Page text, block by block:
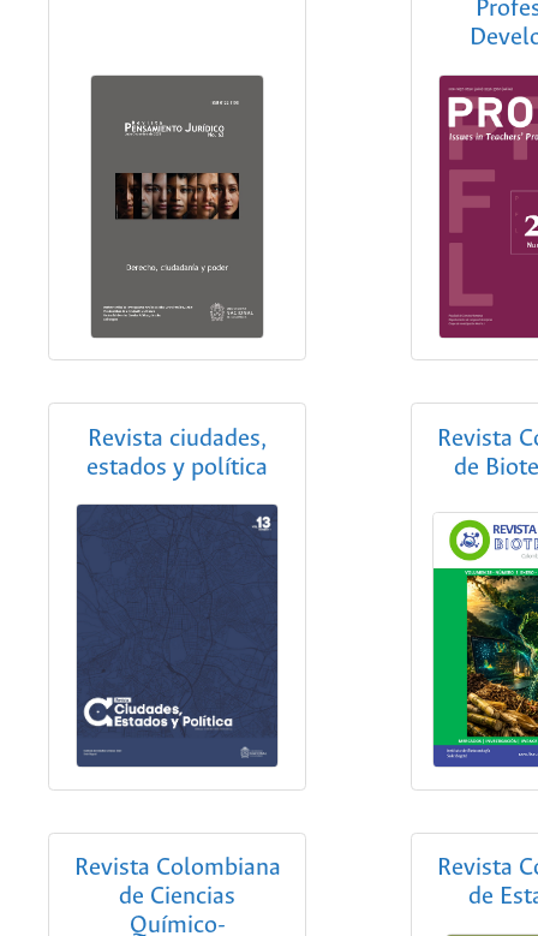
Revista ciudades,
estados y política
Revista
de
Revista Colombiana
de Ciencias
Químico-
Revista
de